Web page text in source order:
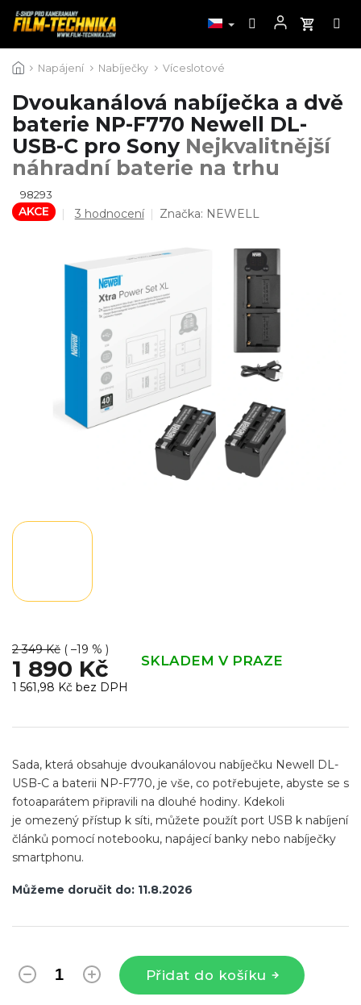
na
Napájení Nabíječky Víceslotové
Dvoukanálová nabíječka a dvě
baterie NP-F770 Newell DL-
USB-C pro Sony Nejkvalitnější
náhradní baterie na trhu
98293
AKCE
Průměrné
5,0
hvězdiček.
3 hodnocení Značka: NEWELL
2 349 Kč ( –19 % )
1 890 Kč SKLADEM V PRAZE
1 561,98 Kč bez DPH
cena:
Můžeme doručit do: 11.8.2026
Přidat do košíku
Sada, která obsahuje dvoukanálovou nabíječku Newell DL-
USB-C a baterii NP-F770, je vše, co potřebujete, abyste se s
fotoaparátem připravili na dlouhé hodiny. Kdekoli
je omezený přístup k síti, můžete použít port USB k nabíjení
článků pomocí notebooku, napájecí banky nebo nabíječky
smartphonu.